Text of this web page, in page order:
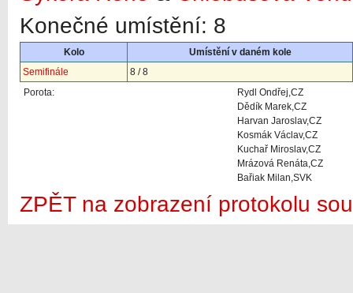
Konečné umístění: 8
Kolo
Umístění v daném kole
Semifinále
8 / 8
Porota:
Rydl Ondřej,CZ
Dědík Marek,CZ
Harvan Jaroslav,CZ
Kosmák Václav,CZ
Kuchař Miroslav,CZ
Mrázová Renáta,CZ
Bařiak Milan,SVK
ZPĚT na zobrazení protokolu